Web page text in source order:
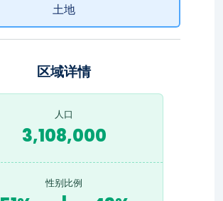
土地
区域详情
人口
3,108,000
性别比例